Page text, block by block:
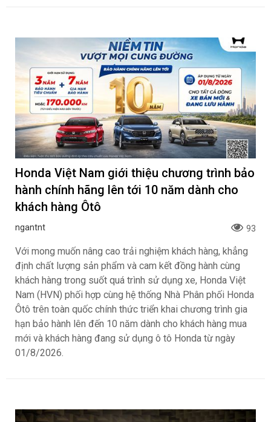
Honda Việt Nam giới thiệu chương trình bảo
hành chính hãng lên tới 10 năm dành cho
khách hàng Ôtô
ngantnt 93
Với mong muốn nâng cao trải nghiệm khách hàng, khẳng
định chất lượng sản phẩm và cam kết đồng hành cùng
khách hàng trong suốt quá trình sử dụng xe, Honda Việt
Nam (HVN) phối hợp cùng hệ thống Nhà Phân phối Honda
Ôtô trên toàn quốc chính thức triển khai chương trình gia
hạn bảo hành lên đến 10 năm dành cho khách hàng mua
mới và khách hàng đang sử dụng ô tô Honda từ ngày
01/8/2026.